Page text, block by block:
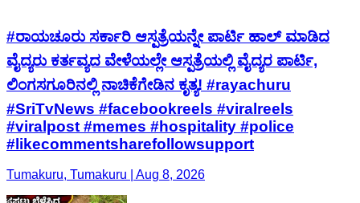
#ರಾಯಚೂರು ಸರ್ಕಾರಿ ಆಸ್ಪತ್ರೆಯನ್ನೇ ಪಾರ್ಟಿ ಹಾಲ್ ಮಾಡಿದ
ವೈದ್ಯರು ಕರ್ತವ್ಯದ ವೇಳೆಯಲ್ಲೇ ಆಸ್ಪತ್ರೆಯಲ್ಲಿ ವೈದ್ಯರ ಪಾರ್ಟಿ,
ಲಿಂಗಸಗೂರಿನಲ್ಲಿ ನಾಚಿಕೆಗೇಡಿನ ಕೃತ್ಯ! #rayachuru
#SriTvNews #facebookreels #viralreels
#viralpost #memes #hospitality #police
#likecommentsharefollowsupport
Tumakuru, Tumakuru | Aug 8, 2026